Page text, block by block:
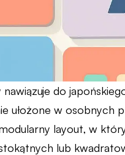
do
ułożone w osobnych
layout, w
lub